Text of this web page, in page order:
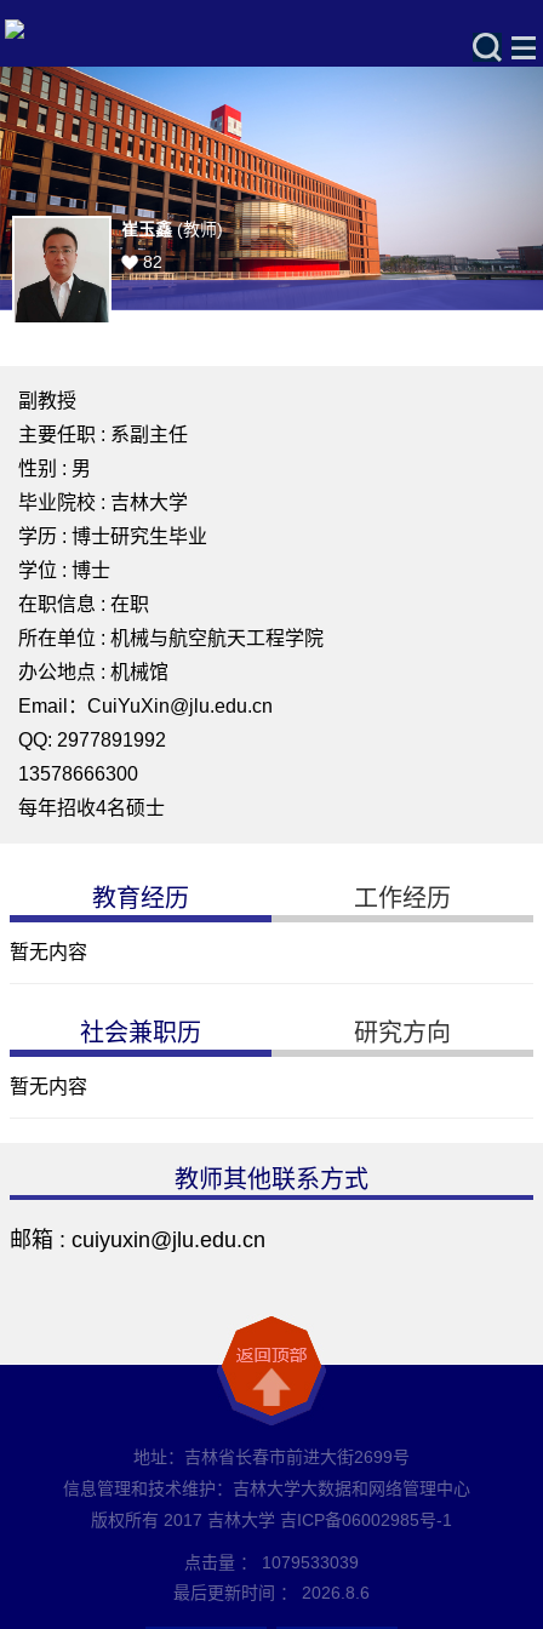
崔玉鑫(教师)
82
副教授
主要任职 : 系副主任
性别 : 男
毕业院校 : 吉林大学
学历 : 博士研究生毕业
学位 : 博士
在职信息 : 在职
所在单位 : 机械与航空航天工程学院
办公地点 : 机械馆
Email：CuiYuXin@jlu.edu.cn
QQ: 2977891992
13578666300
每年招收4名硕士
教育经历 工作经历
暂无内容
社会兼职历 研究方向
暂无内容
教师其他联系方式
邮箱 : cuiyuxin@jlu.edu.cn
地址：吉林省长春市前进大街2699号
信息管理和技术维护：吉林大学大数据和网络管理中心
版权所有 2017 吉林大学 吉ICP备06002985号-1
点击量 ： 1079533039
最后更新时间 ： 2026 8 6